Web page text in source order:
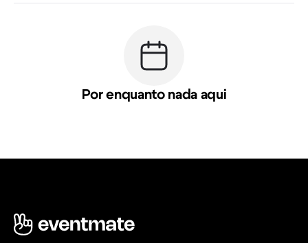
Por enquanto nada aqui